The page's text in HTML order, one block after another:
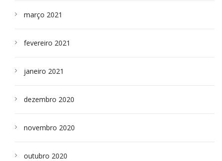
março 2021
fevereiro 2021
janeiro 2021
dezembro 2020
novembro 2020
outubro 2020